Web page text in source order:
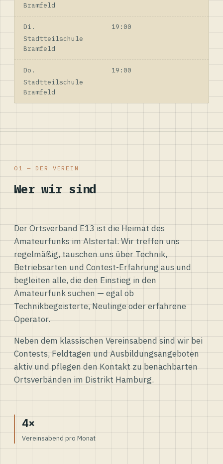
Bramfeld
Di.
19:00
Stadtteilschule
Bramfeld
Do.
19:00
Stadtteilschule
Bramfeld
01 — DER VEREIN
Wer wir sind
Der Ortsverband E13 ist die Heimat des
Amateurfunks im Alstertal. Wir treffen uns
regelmäßig, tauschen uns über Technik,
Betriebsarten und Contest-Erfahrung aus und
begleiten alle, die den Einstieg in den
Amateurfunk suchen — egal ob
Technikbegeisterte, Neulinge oder erfahrene
Operator.
Neben dem klassischen Vereinsabend sind wir bei
Contests, Feldtagen und Ausbildungsangeboten
aktiv und pflegen den Kontakt zu benachbarten
Ortsverbänden im Distrikt Hamburg.
4×
Vereinsabend pro Monat